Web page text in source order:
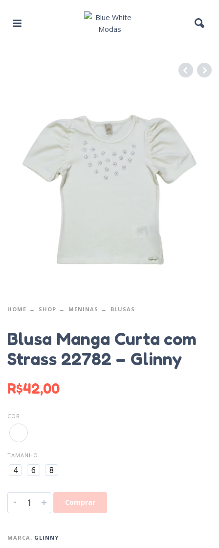
HOME SHOP MENINAS BLUSAS
Blusa Manga Curta com
Strass 22782 – Glinny
R$42,00
COR
TAMANHO
4 6 8
- + Comprar
MARCA: GLINNY